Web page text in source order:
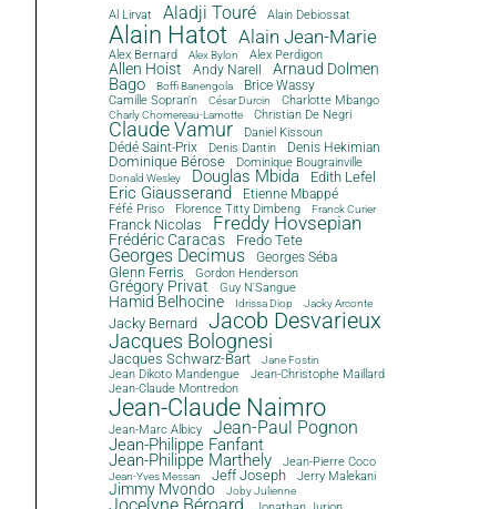
Al Lirvat Aladji Touré Alain Debiossat
Alain Hatot Alain Jean-Marie
Alex Bernard Alex Bylon Alex Perdigon
Allen Hoist Andy Narell Arnaud Dolmen
Bago Boffi Banengola
Brice Wassy
Camille Sopran'n
César Durcin Charlotte Mbango
Charly Chomereau-Lamotte Christian De Negri
Claude Vamur Daniel Kissoun
Dédé Saint-Prix Denis Dantin Denis Hekimian
Dominique Bérose Dominique Bougrainville
Donald Wesley Douglas Mbida Edith Lefel
Eric Giausserand Etienne Mbappé
Féfé Priso Florence Titty Dimbeng Franck Curier
Franck Nicolas Freddy Hovsepian
Frédéric Caracas Fredo Tete
Georges Decimus Georges Séba
Glenn Ferris Gordon Henderson
Grégory Privat Guy N'Sangue
Hamid Belhocine Idrissa Diop Jacky Arconte
Jacky Bernard Jacob Desvarieux
Jacques Bolognesi
Jacques Schwarz-Bart Jane Fostin
Jean Dikoto Mandengue
Jean-Christophe Maillard
Jean-Claude Montredon
Jean-Claude Naimro
Jean-Marc Albicy Jean-Paul Pognon
Jean-Philippe Fanfant
Jean-Philippe Marthely Jean-Pierre Coco
Jean-Yves Messan Jeff Joseph Jerry Malekani
Jimmy Mvondo Joby Julienne